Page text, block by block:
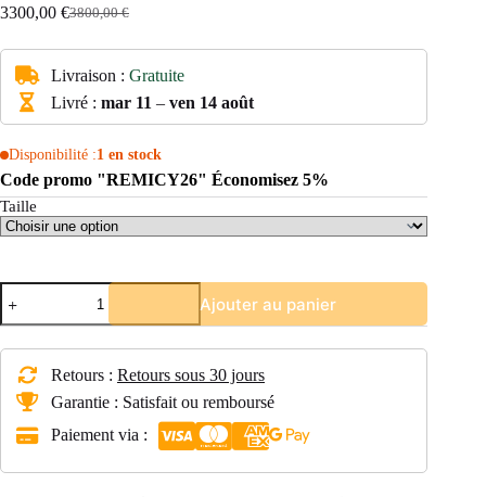
3800,00€
Le
était :
3800,00 €.
3300,00 €Le
est :
3300,00 €.
Livraison : Gratuite
Livré : mar 11 – ven 14 août
Disponibilité :1 en stock
Code promo "REMICY26" Économisez 5%
Taille
quantité
de
Vélo
Gravel
Carbone
RIVERSIDE
GCR
Force
AXS
Ajouter au panier
Retours : Retours sous 30 jours
Garantie : Satisfait ou remboursé
Paiement via :